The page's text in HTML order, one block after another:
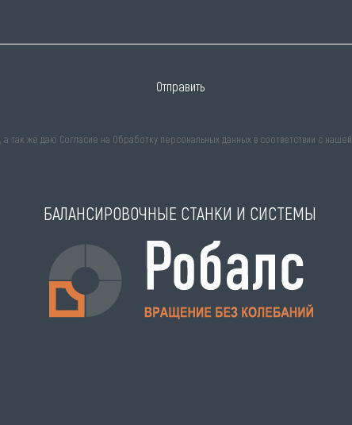
Отправить
, а так же даю Согласие на Обработку персональных данных в соответствии с нашей
БАЛАНСИРОВОЧНЫЕ СТАНКИ И СИСТЕМЫ